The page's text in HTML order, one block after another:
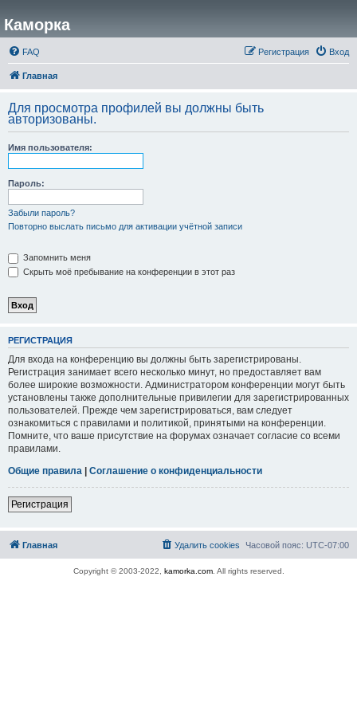
Каморка
FAQ Вход
Регистрация
Главная
Для просмотра профилей вы должны быть
авторизованы.
Имя пользователя:
Пароль:
Забыли пароль?
Повторно выслать письмо для активации учётной записи
Запомнить меня
Скрыть моё пребывание на конференции в этот раз
РЕГИСТРАЦИЯ
Для входа на конференцию вы должны быть зарегистрированы.
Регистрация занимает всего несколько минут, но предоставляет вам
более широкие возможности. Администратором конференции могут быть
установлены также дополнительные привилегии для зарегистрированных
пользователей. Прежде чем зарегистрироваться, вам следует
ознакомиться с правилами и политикой, принятыми на конференции.
Помните, что ваше присутствие на форумах означает согласие со всеми
правилами.
Общие правила | Соглашение о конфиденциальности
Регистрация
Главная Часовой пояс: UTC-07:00
Удалить cookies
Copyright © 2003-2022, kamorka.com. All rights reserved.